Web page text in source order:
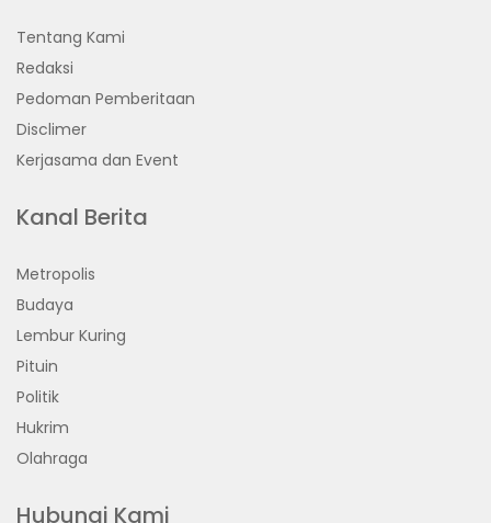
Tentang Kami
Redaksi
Pedoman Pemberitaan
Disclimer
Kerjasama dan Event
Kanal Berita
Metropolis
Budaya
Lembur Kuring
Pituin
Politik
Hukrim
Olahraga
Hubungi Kami